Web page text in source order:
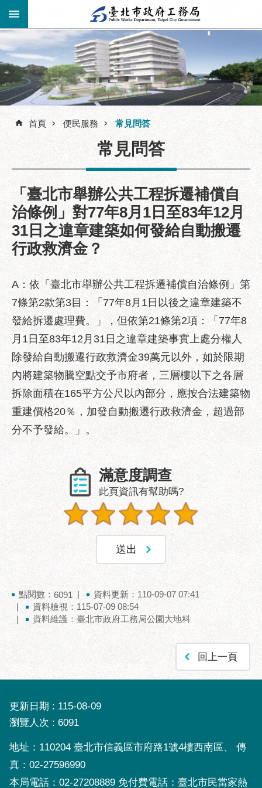
跳到主要內容區塊
進
階
搜
公
告
資
訊
服
機
關
介
紹
務
訊
政
府
資
訊
開
優
良
事
區
性
別
化
性
擾
防
治
廉
政
地
便
民
首頁 便民服務 常見問答
常見問答
「臺北市舉辦公共工程拆遷補償自
治條例」對77年8月1日至83年12月
31日之違章建築如何發給自動搬遷
行政救濟金？
A：依「臺北市舉辦公共工程拆遷補償自治條例」第
7條第2款第3目：「77年8月1日以後之違章建築不
發給拆遷處理費。」，但依第21條第2項：「77年8
月1日至83年12月31日之違章建築事實上處分權人
除發給自動搬遷行政救濟金39萬元以外，如於限期
內將建築物騰空點交予市府者，三層樓以下之各層
拆除面積在165平方公尺以內部分，應按合法建築物
重建價格20％，加發自動搬遷行政救濟金，超過部
分不予發給。」。
滿意度調查
此頁資訊有幫助嗎?
點閱數： 6091
資料更新：110-09-07 07:41
資料檢視：115-07-09 08:54
資料維護：臺北市政府工務局公園大地科
回上一頁
更新日期
115-08-09
瀏覽人次
6091
地址：110204 臺北市信義區市府路1號4樓西南區、 傳
真：02-27596990
本局電話：02-27208889 免付費電話：臺北市民當家熱